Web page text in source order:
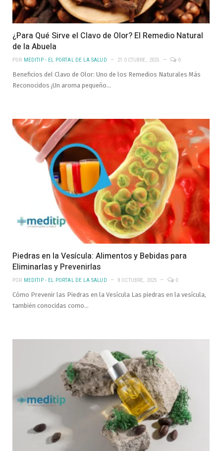
¿Para Qué Sirve el Clavo de Olor? El Remedio Natural
de la Abuela
POR MEDITIP - EL PORTAL DE LA SALUD 21 OCTUBRE, 2025 0
Beneficios del Clavo de Olor: Uno de los Remedios Naturales Más
Reconocidos ¡Un aroma pequeño…
Piedras en la Vesícula: Alimentos y Bebidas para
Eliminarlas y Prevenirlas
POR MEDITIP - EL PORTAL DE LA SALUD 8 OCTUBRE, 2025 0
Cómo Prevenir las Piedras en la Vesícula Las piedras en la vesícula,
también conocidas como…